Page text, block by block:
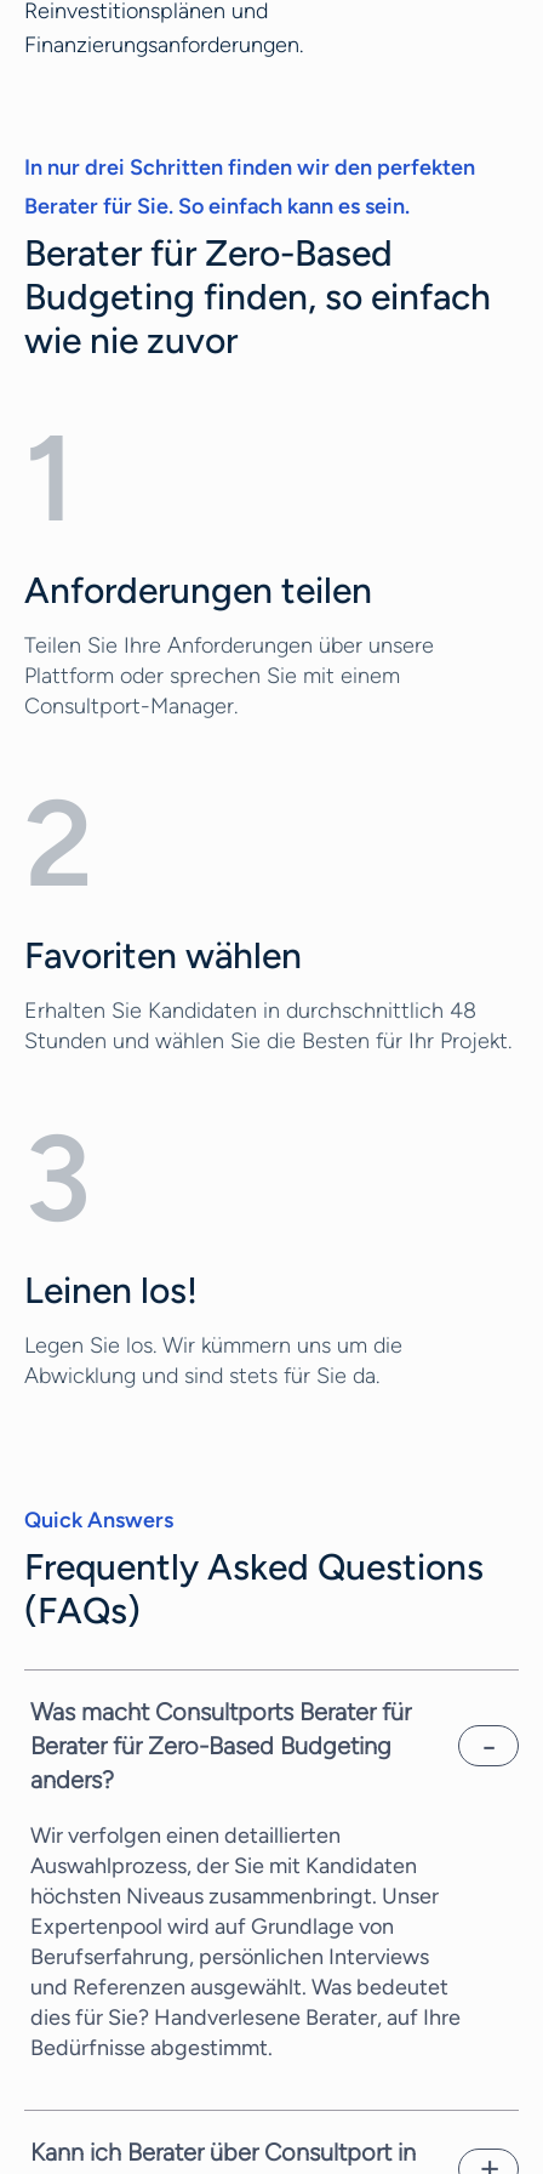
Reinvestitionsplänen und
Finanzierungsanforderungen.
In nur drei Schritten finden wir den perfekten
Berater für Sie. So einfach kann es sein.
Berater für Zero-Based
Budgeting finden, so einfach
wie nie zuvor
1
Anforderungen teilen
Teilen Sie Ihre Anforderungen über unsere
Plattform oder sprechen Sie mit einem
Consultport-Manager.
2
Favoriten wählen
Erhalten Sie Kandidaten in durchschnittlich 48
Stunden und wählen Sie die Besten für Ihr Projekt.
3
Leinen los!
Legen Sie los. Wir kümmern uns um die
Abwicklung und sind stets für Sie da.
Quick Answers
Frequently Asked Questions
(FAQs)
Was macht Consultports Berater für
Berater für Zero-Based Budgeting
anders?
Wir verfolgen einen detaillierten
Auswahlprozess, der Sie mit Kandidaten
höchsten Niveaus zusammenbringt. Unser
Expertenpool wird auf Grundlage von
Berufserfahrung, persönlichen Interviews
und Referenzen ausgewählt. Was bedeutet
dies für Sie? Handverlesene Berater, auf Ihre
Bedürfnisse abgestimmt.
Kann ich Berater über Consultport in